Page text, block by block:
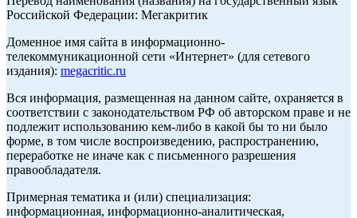
Российской Федерации: Мегакритик
Доменное имя сайта в информационно-
телекоммуникационной сети «Интернет» (для сетевого
издания): megacritic.ru
Вся информация, размещенная на данном сайте, охраняется в
соответствии с законодательством РФ об авторском праве и не
подлежит использованию кем-либо в какой бы то ни было
форме, в том числе воспроизведению, распространению,
переработке не иначе как с письменного разрешения
правообладателя.
Примерная тематика и (или) специализация:
информационная, информационно-аналитическая,